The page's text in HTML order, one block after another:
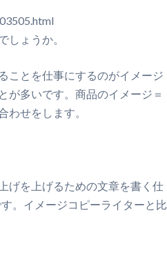
しょうか。
ことを仕事にするのがイメージ
が多いです。商品のイメージ＝
せをします。
げを上げるための文章を書く仕
。イメージコピーライターと比